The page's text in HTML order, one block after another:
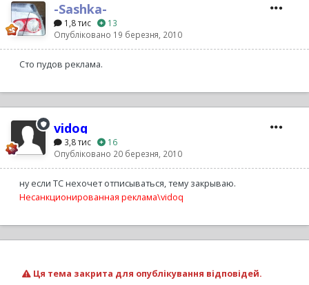
-Sashka-
1,8 тис
13
Опубліковано 19 березня, 2010
Сто пудов реклама.
vidoq
3,8 тис
16
Опубліковано 20 березня, 2010
ну если ТС нехочет отписываться, тему закрываю.
Несанкционированная реклама\vidoq
Ця тема закрита для опублікування відповідей.